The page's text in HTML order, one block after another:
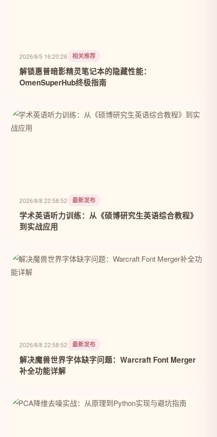
2026/8/5 16:20:26 相关推荐
解锁惠普暗影精灵笔记本的隐藏性能：
OmenSuperHub终极指南
2026/8/8 22:58:52 最新发布
学术英语听力训练：从《硕博研究生英语综合教程》
到实战应用
2026/8/8 22:58:52 最新发布
解决魔兽世界字体缺字问题：Warcraft Font Merger
补全功能详解